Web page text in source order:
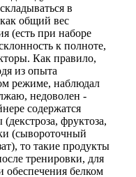
в
общий вес
(есть при наборе
к полноте,
Как правило,
из опыта
режиме, наблюдал
недоволен -
содержатся
фруктоза,
(сывороточный
то такие продукты
тренировки, для
обеспечения белком